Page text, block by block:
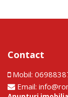
Contact
Mobil:
Email: